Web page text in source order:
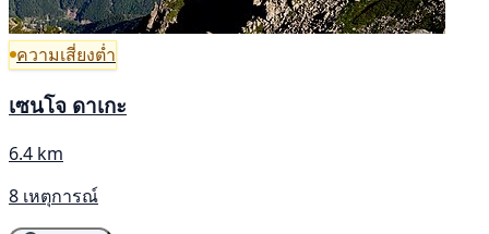
ความเสี่ยงต่ำ
เซนโจ ดาเกะ
6.4 km
8 เหตุการณ์